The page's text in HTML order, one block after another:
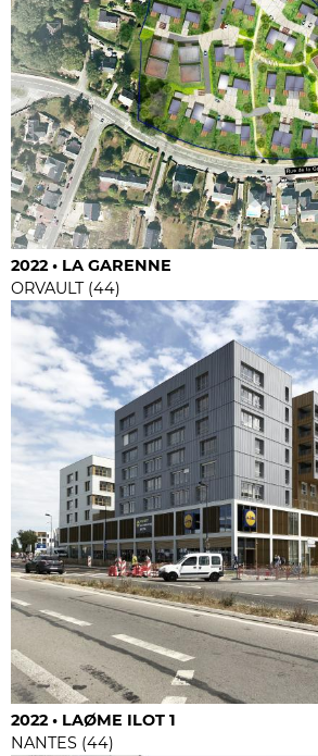
2022 • LA GARENNE
ORVAULT (44)
2022 • LAØME ILOT 1
NANTES (44)